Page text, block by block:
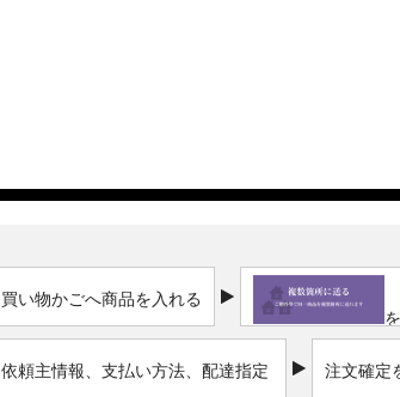
買い物かごへ商品を入れる
依頼主情報、支払い方法、配達指定 注文確定